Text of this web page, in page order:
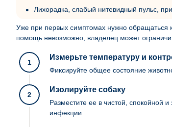
Лихорадка, слабый нитевидный пульс,
Уже при первых симптомах нужно обращаться
помощь невозможно, владелец может
1
Измерьте температуру и
Фиксируйте общее состояние
2
Изолируйте собаку
Разместите ее в чистой, спокойной
инфекции.